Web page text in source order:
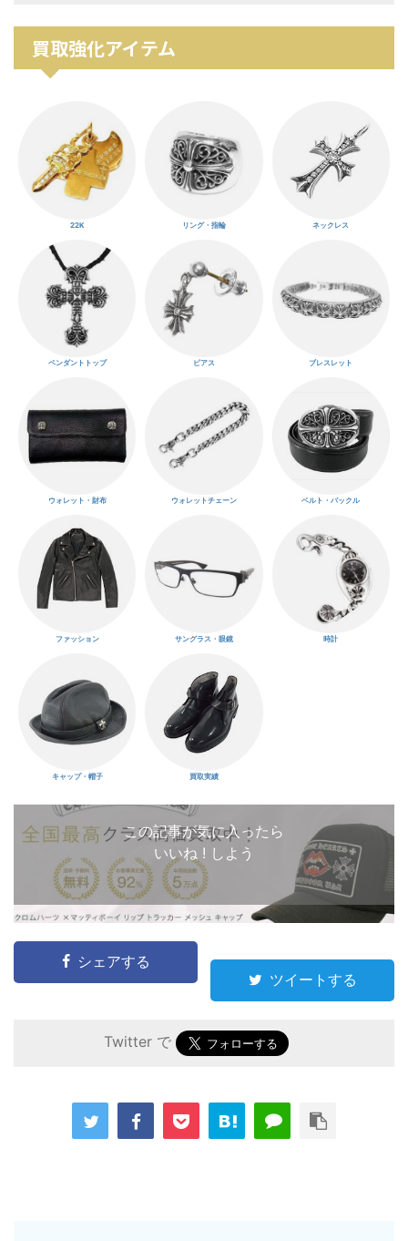
買取強化アイテム
22K リング・指輪 ネックレス
ペンダントトップ ピアス ブレスレット
ウォレット・財布 ウォレットチェーン ベルト・バックル
ファッション サングラス・眼鏡 時計
キャップ・帽子 買取実績
この記事が気に入ったら
いいね ! しよう
シェアする
ツイートする
Twitter で